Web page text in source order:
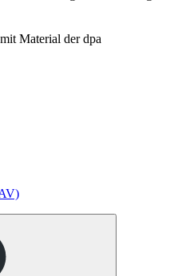
mit Material der dpa